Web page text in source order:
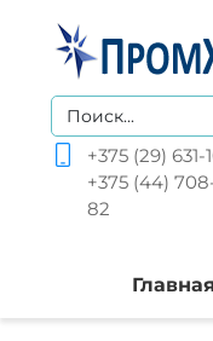
+375 (29) 631-
+375 (44)
82
Главная